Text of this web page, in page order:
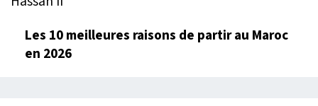
Les 10 meilleures raisons de partir au Maroc
en 2026